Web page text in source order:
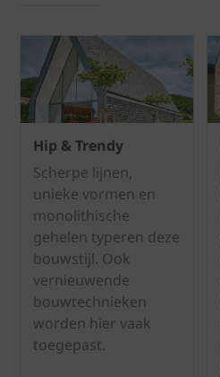
Hip & Trendy
Scherpe lijnen,
unieke vormen en
monolithische
gehelen typeren deze
bouwstijl. Ook
vernieuwende
bouwtechnieken
worden hier vaak
toegepast.